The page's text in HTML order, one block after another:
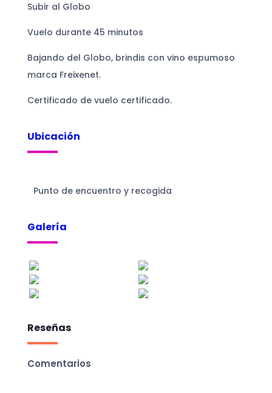
Subir al Globo
Vuelo durante 45 minutos
Bajando del Globo, brindis con vino espumoso
marca Freixenet.
Certificado de vuelo certificado.
Ubicación
Punto de encuentro y recogida
Galería
Reseñas
Comentarios